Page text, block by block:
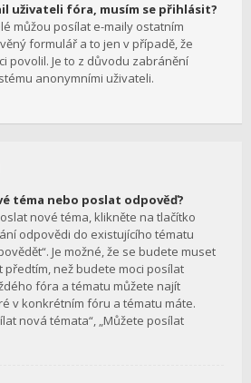
uživateli fóra, musím se přihlásit?
můžou posílat e-maily ostatním
formulář a to jen v případě, že
povolil. Je to z důvodu zabránění
anonymními uživateli.
téma nebo poslat odpověď?
nové téma, klikněte na tlačítko
odpovědi do existujícího tématu
Je možné, že se budete muset
než budete moci posílat
fóra a tématu můžete najít
v konkrétním fóru a tématu máte.
nová témata“, „Můžete posílat